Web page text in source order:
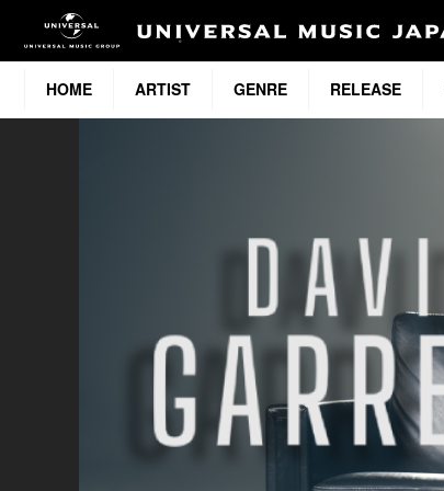
HOME ARTIST GENRE RELEASE